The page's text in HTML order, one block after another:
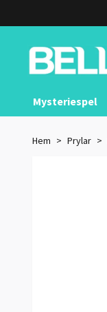
Mysteriespel
Hem Prylar